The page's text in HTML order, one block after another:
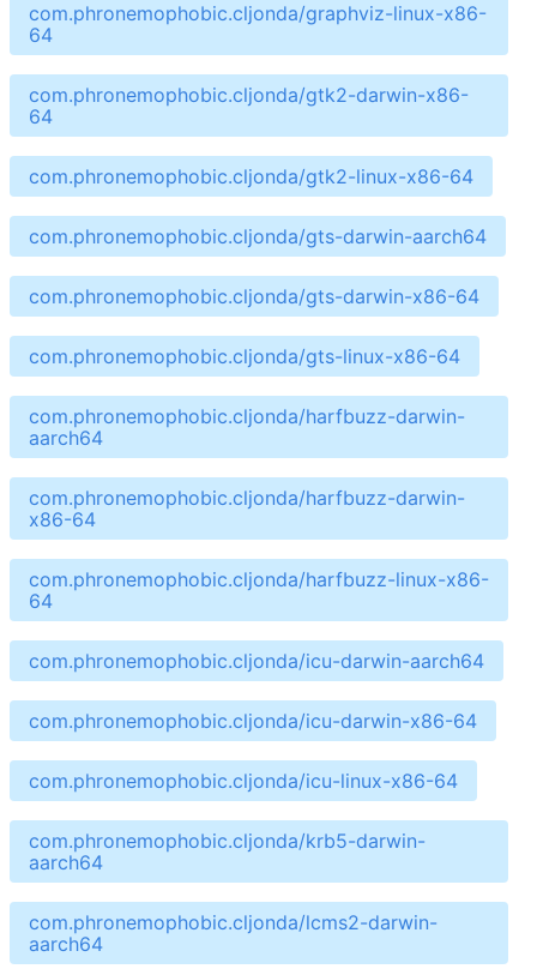
com.phronemophobic.cljonda/graphviz-linux-x86-
64
com.phronemophobic.cljonda/gtk2-darwin-x86-
64
com.phronemophobic.cljonda/gtk2-linux-x86-64
com.phronemophobic.cljonda/gts-darwin-aarch64
com.phronemophobic.cljonda/gts-darwin-x86-64
com.phronemophobic.cljonda/gts-linux-x86-64
com.phronemophobic.cljonda/harfbuzz-darwin-
aarch64
com.phronemophobic.cljonda/harfbuzz-darwin-
x86-64
com.phronemophobic.cljonda/harfbuzz-linux-x86-
64
com.phronemophobic.cljonda/icu-darwin-aarch64
com.phronemophobic.cljonda/icu-darwin-x86-64
com.phronemophobic.cljonda/icu-linux-x86-64
com.phronemophobic.cljonda/krb5-darwin-
aarch64
com.phronemophobic.cljonda/lcms2-darwin-
aarch64